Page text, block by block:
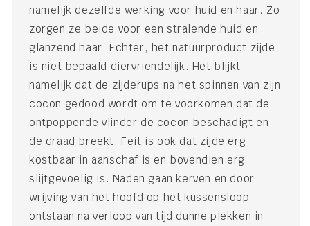
namelijk dezelfde werking voor huid en haar. Zo
zorgen ze beide voor een stralende huid en
glanzend haar. Echter, het natuurproduct zijde
is niet bepaald diervriendelijk. Het blijkt
namelijk dat de zijderups na het spinnen van zijn
cocon gedood wordt om te voorkomen dat de
ontpoppende vlinder de cocon beschadigt en
de draad breekt. Feit is ook dat zijde erg
kostbaar in aanschaf is en bovendien erg
slijtgevoelig is. Naden gaan kerven en door
wrijving van het hoofd op het kussensloop
ontstaan na verloop van tijd dunne plekken in